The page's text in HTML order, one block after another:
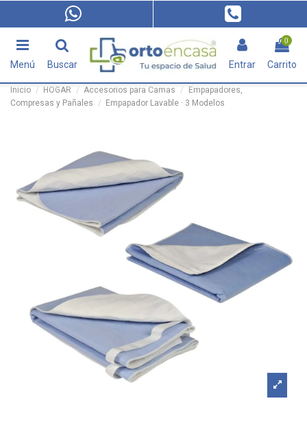
Menú Buscar Entrar
0
Carrito
Inicio HOGAR Accesorios para Camas
Empapadores,
Compresas y Pañales
Empapador Lavable · 3 Modelos